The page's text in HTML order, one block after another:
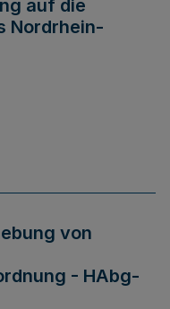
auf die
Nordrhein-
von
- HAbg-